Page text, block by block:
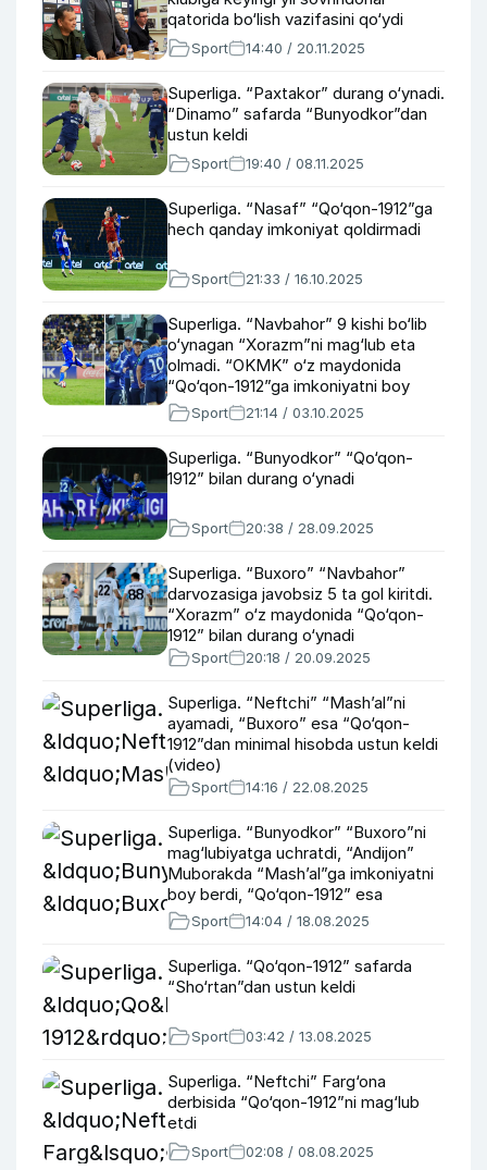
qatorida bo‘lish vazifasini qo‘ydi
Sport 14:40 / 20.11.2025
Superliga. “Paxtakor” durang o‘ynadi.
“Dinamo” safarda “Bunyodkor”dan
ustun keldi
Sport 19:40 / 08.11.2025
Superliga. “Nasaf” “Qo‘qon-1912”ga
hech qanday imkoniyat qoldirmadi
Sport 21:33 / 16.10.2025
Superliga. “Navbahor” 9 kishi bo‘lib
o‘ynagan “Xorazm”ni mag‘lub eta
olmadi. “OKMK” o‘z maydonida
“Qo‘qon-1912”ga imkoniyatni boy
berdiSport 21:14 / 03.10.2025
Superliga. “Bunyodkor” “Qo‘qon-
1912” bilan durang o‘ynadi
Sport 20:38 / 28.09.2025
Superliga. “Buxoro” “Navbahor”
darvozasiga javobsiz 5 ta gol kiritdi.
“Xorazm” o‘z maydonida “Qo‘qon-
1912” bilan durang o‘ynadi
Sport 20:18 / 20.09.2025
Superliga. “Neftchi” “Mash’al”ni
ayamadi, “Buxoro” esa “Qo‘qon-
1912”dan minimal hisobda ustun keldi
(video)
Sport 14:16 / 22.08.2025
Superliga. “Bunyodkor” “Buxoro”ni
mag‘lubiyatga uchratdi, “Andijon”
Muborakda “Mash’al”ga imkoniyatni
boy berdi, “Qo‘qon-1912” esa
“Surxon”dan ustun keldi
Sport 14:04 / 18.08.2025
Superliga. “Qo‘qon-1912” safarda
“Sho‘rtan”dan ustun keldi
Sport 03:42 / 13.08.2025
Superliga. “Neftchi” Farg‘ona
derbisida “Qo‘qon-1912”ni mag‘lub
etdi
Sport 02:08 / 08.08.2025